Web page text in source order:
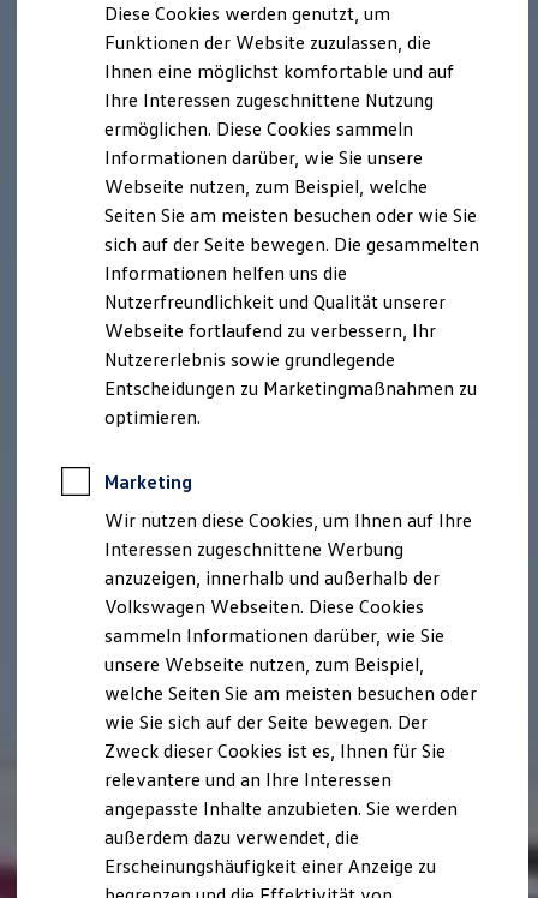
Für Privatkunden
Für Gewerbekunden
Leasing
Für Privatkunden
Für Gewerbekunden
Versicherungen & Garantien
Garantien
Kfz-Versicherung für Nutzfahrzeuge
Restschuldversicherung
Wartungsverträge
Besitzer & Service
Reparatur & Service
Sommer-Special
Reparatur, Pflege & Inspektion
Servicetermin anfragen
Service-Vorteile bei Volkswagen Nutzfahrzeuge
ServicePlus
Economy Service
Räder & Reifen Service
Ersatzfahrzeuge
Software, Konnektivität & Apps
California App
VW Connect für Ihren ID. Buzz
VW Connect für Ihren Transporter/Caravelle
VW Connect für Ihren Amarok
VW Connect für andere Modelle
Connect Pro
Fleet Interface Data
Multistop Pathfinder
Übersicht Software Updates
Hilfreiches für Besitzer
Fahrerassistenz- und Sicherheitssysteme
Kontrollleuchten
Kurzfahrprofile und Ölverdünnung
XTL-Dieselkraftstoff
Ersatzteile und Betriebsflüssigkeiten
Original Zubehör und Lifestyle Produkte
myVolkswagen
Diese Cookies werden genutzt, um
Funktionen der Website zuzulassen, die
Ihnen eine möglichst komfortable und auf
Ihre Interessen zugeschnittene Nutzung
ermöglichen. Diese Cookies sammeln
Informationen darüber, wie Sie unsere
Webseite nutzen, zum Beispiel, welche
Seiten Sie am meisten besuchen oder wie Sie
sich auf der Seite bewegen. Die gesammelten
Informationen helfen uns die
Nutzerfreundlichkeit und Qualität unserer
Webseite fortlaufend zu verbessern, Ihr
Nutzererlebnis sowie grundlegende
Entscheidungen zu Marketingmaßnahmen zu
optimieren.
Marketing
Wir nutzen diese Cookies, um Ihnen auf Ihre
Interessen zugeschnittene Werbung
anzuzeigen, innerhalb und außerhalb der
Volkswagen Webseiten. Diese Cookies
sammeln Informationen darüber, wie Sie
unsere Webseite nutzen, zum Beispiel,
welche Seiten Sie am meisten besuchen oder
wie Sie sich auf der Seite bewegen. Der
Zweck dieser Cookies ist es, Ihnen für Sie
relevantere und an Ihre Interessen
angepasste Inhalte anzubieten. Sie werden
außerdem dazu verwendet, die
Erscheinungshäufigkeit einer Anzeige zu